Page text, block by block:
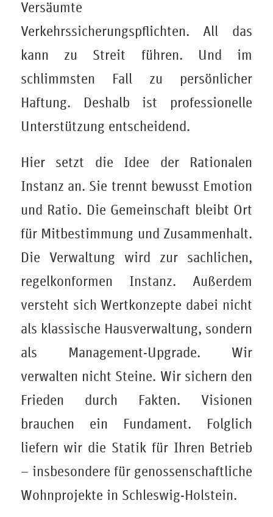
Versäumte
Verkehrssicherungspflichten. All das
kann zu Streit führen. Und im
schlimmsten Fall zu persönlicher
Haftung. Deshalb ist professionelle
Unterstützung entscheidend.
Hier setzt die Idee der Rationalen
Instanz an. Sie trennt bewusst Emotion
und Ratio. Die Gemeinschaft bleibt Ort
für Mitbestimmung und Zusammenhalt.
Die Verwaltung wird zur sachlichen,
regelkonformen Instanz. Außerdem
versteht sich Wertkonzepte dabei nicht
als klassische Hausverwaltung, sondern
als Management-Upgrade. Wir
verwalten nicht Steine. Wir sichern den
Frieden durch Fakten. Visionen
brauchen ein Fundament. Folglich
liefern wir die Statik für Ihren Betrieb
– insbesondere für genossenschaftliche
Wohnprojekte in Schleswig-Holstein.